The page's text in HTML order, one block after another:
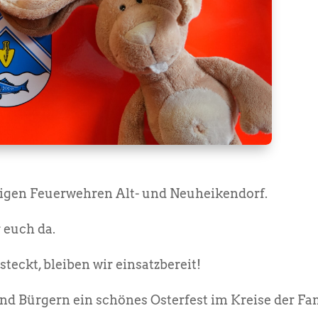
Feuerwehren Alt- und Neuheikendorf.
da.
bleiben wir einsatzbereit!
Bürgern ein schönes Osterfest im Kreise der